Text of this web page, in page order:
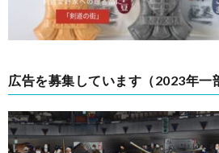
広告を募集しています（2023年一